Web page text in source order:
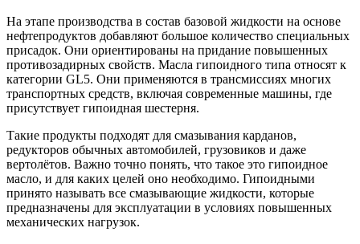
На этапе производства в состав базовой жидкости на основе
нефтепродуктов добавляют большое количество специальных
присадок. Они ориентированы на придание повышенных
противозадирных свойств. Масла гипоидного типа относят к
категории GL5. Они применяются в трансмиссиях многих
транспортных средств, включая современные машины, где
присутствует гипоидная шестерня.
Такие продукты подходят для смазывания карданов,
редукторов обычных автомобилей, грузовиков и даже
вертолётов. Важно точно понять, что такое это гипоидное
масло, и для каких целей оно необходимо. Гипоидными
принято называть все смазывающие жидкости, которые
предназначены для эксплуатации в условиях повышенных
механических нагрузок.